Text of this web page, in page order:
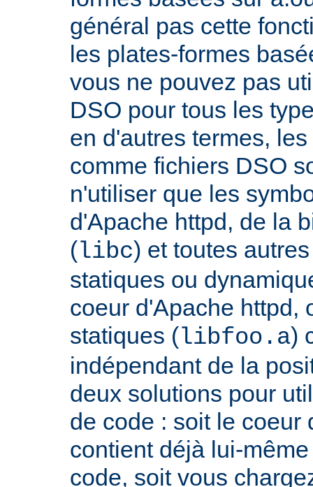
général pas cette
les plates-formes
vous ne pouvez pas
DSO pour tous les
en d'autres termes,
comme fichiers DSO
n'utiliser que les
d'Apache httpd, de la
(libc) et toutes
statiques ou
coeur d'Apache httpd,
statiques (libfoo.a)
indépendant de la
deux solutions pour
de code : soit le coeur
contient déjà lui-
code, soit vous